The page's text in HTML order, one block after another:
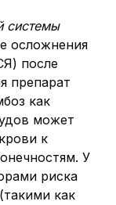
системы
осложнения
после
препарат
как
может
к
У
риска
как